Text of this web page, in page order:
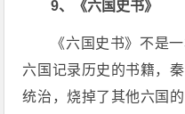
9、《六国史书》
《六国史书》不是
六国记录历史的书籍，
统治，烧掉了其他六国